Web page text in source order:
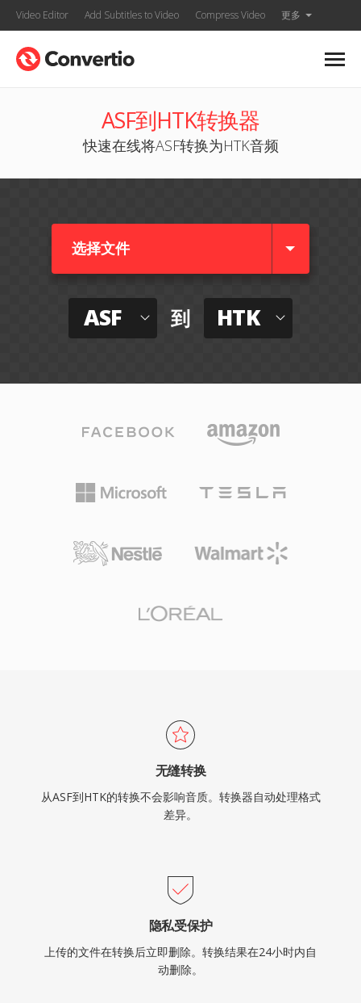
Video Editor Add Subtitles to Video Compress Video 更多
ASF到HTK转换器
快速在线将ASF转换为HTK音频
选择文件
ASF 到 HTK
无缝转换
从ASF到HTK的转换不会影响音质。转换器自动处理格式
差异。
隐私受保护
上传的文件在转换后立即删除。转换结果在24小时内自
动删除。